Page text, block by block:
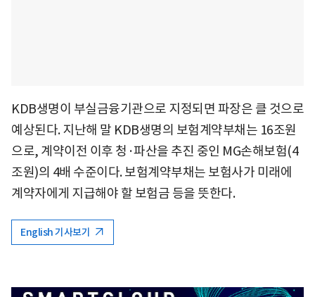
KDB생명이 부실금융기관으로 지정되면 파장은 클 것으로
예상된다. 지난해 말 KDB생명의 보험계약부채는 16조원
으로, 계약이전 이후 청·파산을 추진 중인 MG손해보험(4
조원)의 4배 수준이다. 보험계약부채는 보험사가 미래에
계약자에게 지급해야 할 보험금 등을 뜻한다.
English 기사보기